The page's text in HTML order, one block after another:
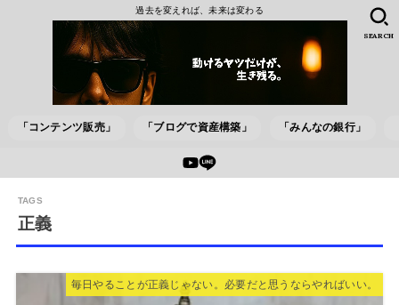
過去を変えれば、未来は変わる
「コンテンツ販売」 「ブログで資産構築」 「みんなの銀行」
SEARCH
正義
毎日やることが正義じゃない。必要だと思うならやればいい。